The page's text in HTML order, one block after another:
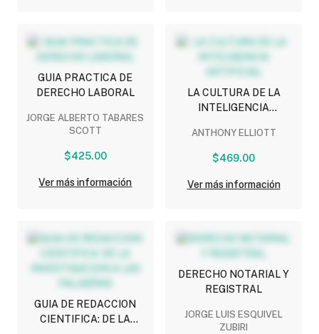
GUIA PRACTICA DE
DERECHO LABORAL
JORGE ALBERTO TABARES
SCOTT
$425.00
Ver más información
LA CULTURA DE LA
INTELIGENCIA
ANTHONY ELLIOTT
$469.00
Ver más información
GUIA DE REDACCION
CIENTIFICA: DE LA
DERECHO NOTARIAL Y
REGISTRAL
JORGE LUIS ESQUIVEL
ZUBIRI